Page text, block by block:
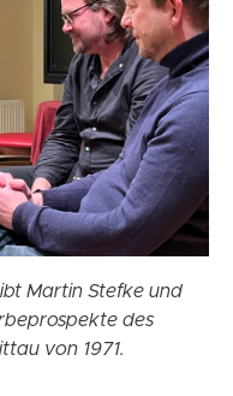
Martin Stefke und
des
von 1971.